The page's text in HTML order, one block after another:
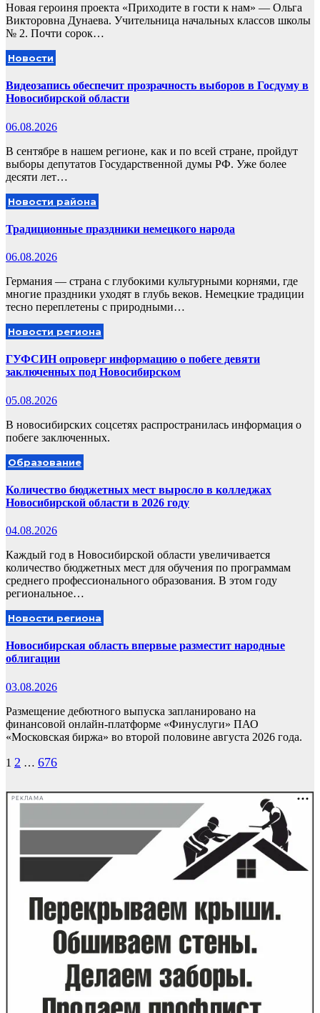
Новая героиня проекта «Приходите в гости к нам» — Ольга
Викторовна Дунаева. Учительница начальных классов школы
№ 2. Почти сорок…
Новости
Видеозапись обеспечит прозрачность выборов в Госдуму в
Новосибирской области
06.08.2026
В сентябре в нашем регионе, как и по всей стране, пройдут
выборы депутатов Государственной думы РФ. Уже более
десяти лет…
Новости района
Традиционные праздники немецкого народа
06.08.2026
Германия — страна с глубокими культурными корнями, где
многие праздники уходят в глубь веков. Немецкие традиции
тесно переплетены с природными…
Новости региона
ГУФСИН опроверг информацию о побеге девяти
заключенных под Новосибирском
05.08.2026
В новосибирских соцсетях распространилась информация о
побеге заключенных.
Образование
Количество бюджетных мест выросло в колледжах
Новосибирской области в 2026 году
04.08.2026
Каждый год в Новосибирской области увеличивается
количество бюджетных мест для обучения по программам
среднего профессионального образования. В этом году
региональное…
Новости региона
Новосибирская область впервые разместит народные
облигации
03.08.2026
Размещение дебютного выпуска запланировано на
финансовой онлайн-платформе «Финуслуги» ПАО
«Московская биржа» во второй половине августа 2026 года.
Пагинация
1 2 … 676
РЕКЛАМА